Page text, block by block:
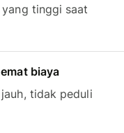
tinggi saat
biaya
tidak peduli